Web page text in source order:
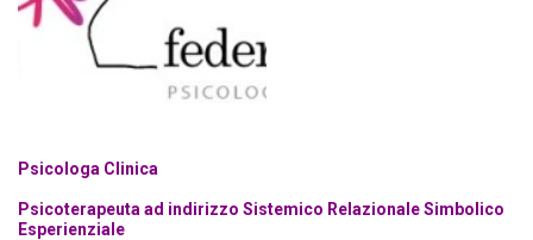
Psicologa Clinica
Psicoterapeuta ad indirizzo Sistemico Relazionale Simbolico
Esperienziale